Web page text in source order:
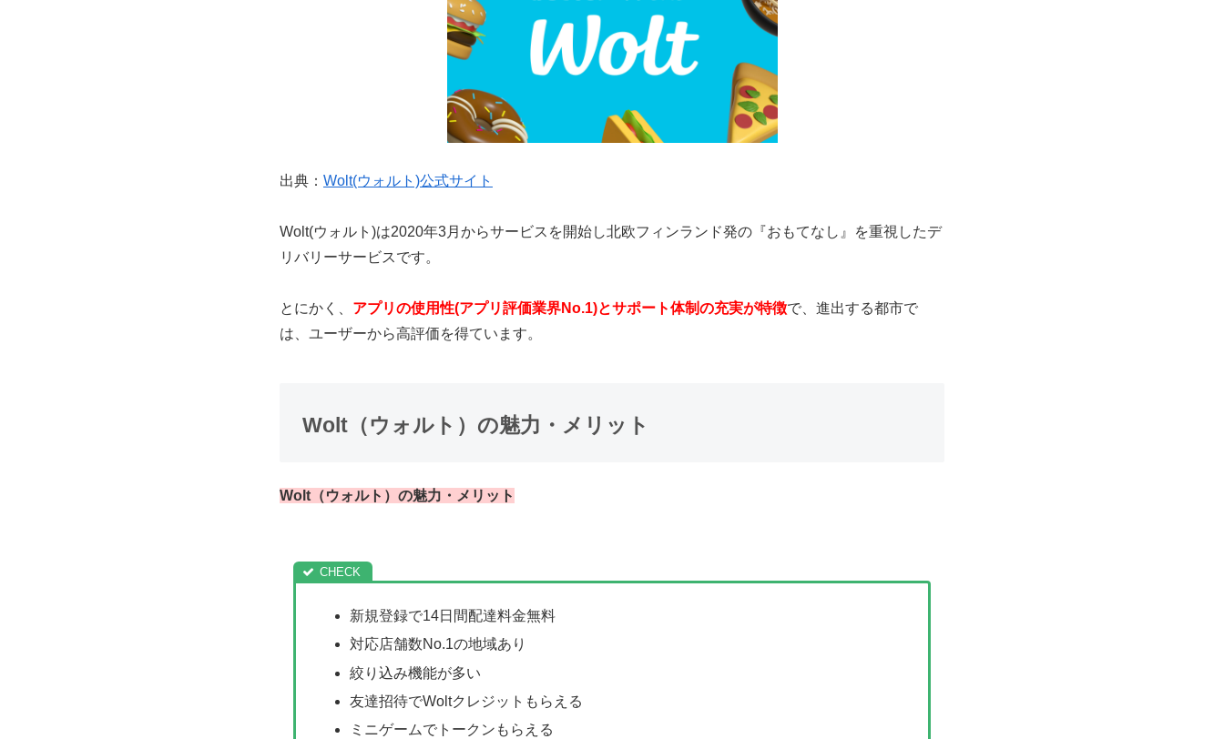
出典： Wolt(ウォルト)公式サイト
Wolt(ウォルト)は2020年3月からサービスを開始し北欧フィンランド発の『おもてなし』を重視 したデ
リバリーサービスです。
とにかく、 アプリの使用性(アプリ評価業界No.1)とサポート体制の充実が特徴で、進出する都市で
は、ユーザーから高評価を得ています。
Wolt（ウォルト）の魅力・メリット
Wolt（ウォルト）の魅力・メリット
新規登録で14日間配達料金無料
対応店舗数No.1の地域あり
絞り込み機能が多い
友達招待でWoltクレジットもらえる
ミニゲームでトークンもらえる